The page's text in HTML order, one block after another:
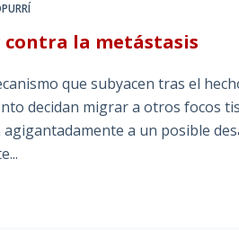
contra la metástasis
que subyacen tras el
decidan migrar a otros focos
a un posible